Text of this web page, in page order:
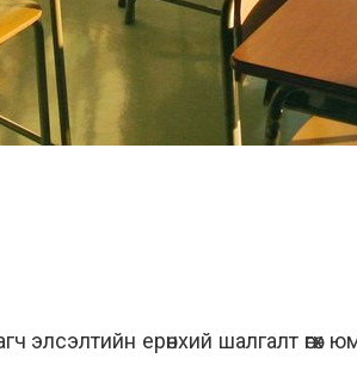
элсэлтийн ерөнхий шалгалт